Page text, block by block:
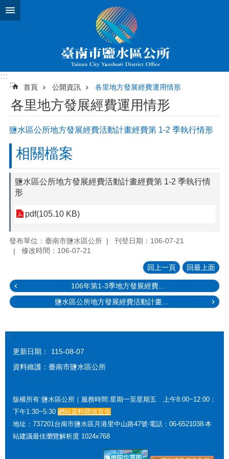
跳到主要內容區塊
:::
:::
首頁 公開資訊 各里地方發展經費運用情形
各里地方發展經費運用情形
鹽水區公所地方發展經費活動計畫經費第 1-2 季執行情形
相關檔案
鹽水區公所地方發展經費活動計畫經費第 1-2 季執行情
形
pdf(105.10 KB)
發布單位：臺南市鹽水區公所
刊登日期：106-07-21
修改時間：106-07-21
回上一頁 回最上面
106年第1-3季地方發展經費...
鹽水區公所地方發展經費活動計畫...
:::
更新日期：
115-08-07
資料維護：臺南市鹽水區公所
版權所有:鹽水區公所｜服務時間:星期一至星期五 上午8:00~12:00；
下午1:30~5:30 網站資料開放宣告
地址：737201台南市鹽水區月港里中山路47號‧電話：06-6521038‧本
站建議最佳瀏覽解析度 1024x768